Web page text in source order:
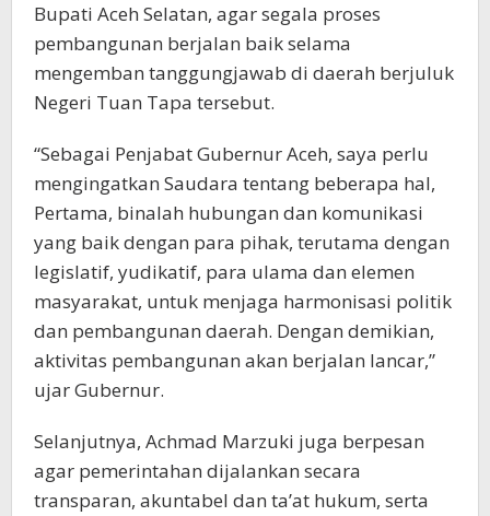
Bupati Aceh Selatan, agar segala proses
pembangunan berjalan baik selama
mengemban tanggungjawab di daerah berjuluk
Negeri Tuan Tapa tersebut.
“Sebagai Penjabat Gubernur Aceh, saya perlu
mengingatkan Saudara tentang beberapa hal,
Pertama, binalah hubungan dan komunikasi
yang baik dengan para pihak, terutama dengan
legislatif, yudikatif, para ulama dan elemen
masyarakat, untuk menjaga harmonisasi politik
dan pembangunan daerah. Dengan demikian,
aktivitas pembangunan akan berjalan lancar,”
ujar Gubernur.
Selanjutnya, Achmad Marzuki juga berpesan
agar pemerintahan dijalankan secara
transparan, akuntabel dan ta’at hukum, serta